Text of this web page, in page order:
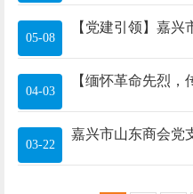
05-08
04-03
03-22